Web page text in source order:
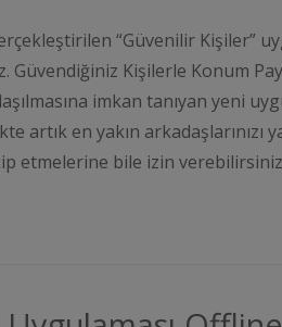
“Güvenilir Kişiler”
Kişilerle Konum
imkan tanıyan yeni
artık en yakın arkadaşlarınızı
etmelerine bile izin